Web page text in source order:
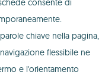
consente di
chiave nella pagina,
flessibile ne
e l'orientamento